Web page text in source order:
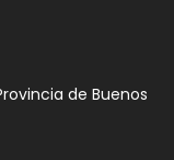
de Buenos